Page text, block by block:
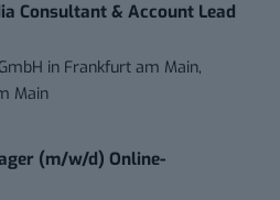
Consultant & Account Lead
in Frankfurt am Main,
Main
(m/w/d) Online-